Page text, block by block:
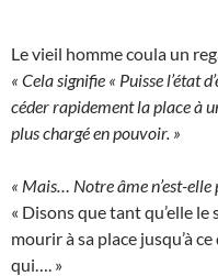
Le vieil homme coula un
« Cela signifie « Puisse l’état
céder rapidement la place à
plus chargé en pouvoir. »
« Mais… Notre âme n’est-elle
« Disons que tant qu’elle
mourir à sa place jusqu’à
qui…. »